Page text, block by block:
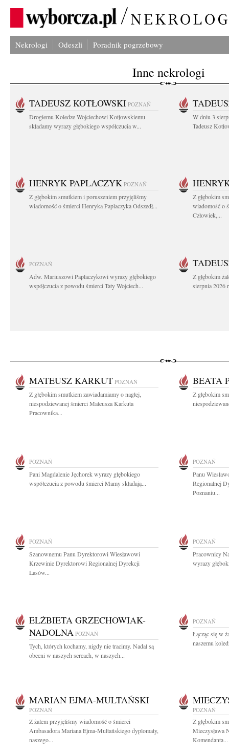
Nekrologi Odeszli Poradnik pogrzebowy
Inne nekrologi
TADEUSZ KOTŁOWSKI POZNAŃ
Drogiemu Koledze Wojciechowi Kotłowskiemu
składamy wyrazy głębokiego współczucia w...
W dniu 3
Tadeusz
HENRYK PAPLACZYK POZNAŃ
Z głębokim smutkiem i poruszeniem przyjęliśmy
wiadomość o śmierci Henryka Paplaczyka Odszedł...
Z głębokim
wiadomość o
Człowiek,...
POZNAŃ
Adw. Mariuszowi Paplaczykowi wyrazy głębokiego
współczucia z powodu śmierci Taty Wojciech...
Z głębokim
sierpnia 2026
MATEUSZ KARKUT POZNAŃ
Z głębokim smutkiem zawiadamiamy o nagłej,
niespodziewanej śmierci Mateusza Karkuta
Pracownika...
BEATA
Z głębokim
POZNAŃ
Pani Magdalenie Jęchorek wyrazy głębokiego
współczucia z powodu śmierci Mamy składają...
POZNAŃ
Panu
Regionalnej
Poznaniu...
POZNAŃ
Szanownemu Panu Dyrektorowi Wiesławowi
Krzewinie Dyrektorowi Regionalnej Dyrekcji
Lasów...
POZNAŃ
Pracownicy
wyrazy
ELŻBIETA GRZECHOWIAK-
NADOLNA POZNAŃ
Tych, których kochamy, nigdy nie tracimy. Nadal są
obecni w naszych sercach, w naszych...
POZNAŃ
Łącząc się w
naszemu
MARIAN EJMA-MULTAŃSKI
POZNAŃ
Z żalem przyjęliśmy wiadomość o śmierci
Ambasadora Mariana Ejma-Multańskiego dyplomaty,
naszego...
POZNAŃ
Z głębokim
Mieczysława
Komendanta...